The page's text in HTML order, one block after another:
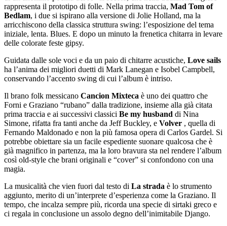
rappresenta il prototipo di folle. Nella prima traccia, Mad Tom of
Bedlam, i due si ispirano alla versione di Jolie Holland, ma la
arricchiscono della classica struttura swing: l’esposizione del tema
iniziale, lenta. Blues. E dopo un minuto la frenetica chitarra in levare
delle colorate feste gipsy.
Guidata dalle sole voci e da un paio di chitarre acustiche, Love sails
ha l’anima dei migliori duetti di Mark Lanegan e Isobel Campbell,
conservando l’accento swing di cui l’album è intriso.
Il brano folk messicano Cancion Mixteca è uno dei quattro che
Forni e Graziano “rubano” dalla tradizione, insieme alla già citata
prima traccia e ai successivi classici Be my husband di Nina
Simone, rifatta fra tanti anche da Jeff Buckley, e Volver , quella di
Fernando Maldonado e non la più famosa opera di Carlos Gardel. Si
potrebbe obiettare sia un facile espediente suonare qualcosa che è
già magnifico in partenza, ma la loro bravura sta nel rendere l’album
così old-style che brani originali e “cover” si confondono con una
magia.
La musicalità che vien fuori dal testo di La strada è lo strumento
aggiunto, merito di un’interprete d’esperienza come la Graziano. Il
tempo, che incalza sempre più, ricorda una specie di sirtaki greco e
ci regala in conclusione un assolo degno dell’inimitabile Django.